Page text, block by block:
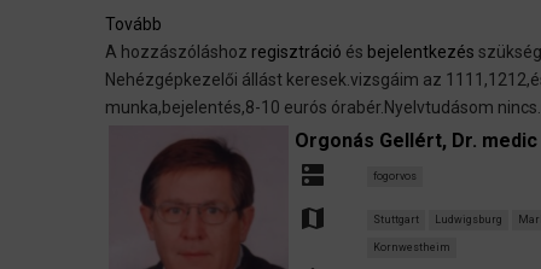
Tovább
kotró
és
minikotró
kezelő
A hozzászóláshoz regisztráció és bejelentkezés
Nehézgépkezelői állást keresek.vizsgáim az
munka,bejelentés,8-10 eurós órabér.Nyelvtudásom
Orgonás Gellért, Dr. medic
dns fogorvos
map Stuttgart Ludwigsburg
Kornwestheim